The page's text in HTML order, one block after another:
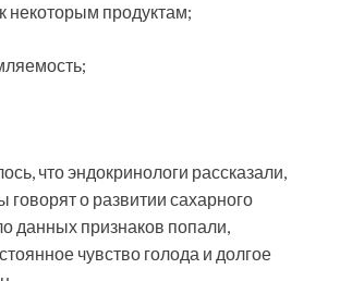
некоторым продуктам;
что эндокринологи рассказали,
говорят о развитии сахарного
данных признаков попали,
чувство голода и долгое